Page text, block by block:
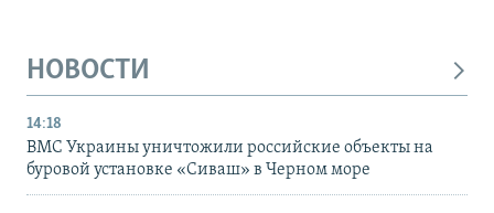
НОВОСТИ
14:18
ВМС Украины уничтожили российские объекты на
буровой установке «Сиваш» в Черном море